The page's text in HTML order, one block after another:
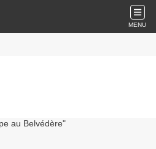
MENU